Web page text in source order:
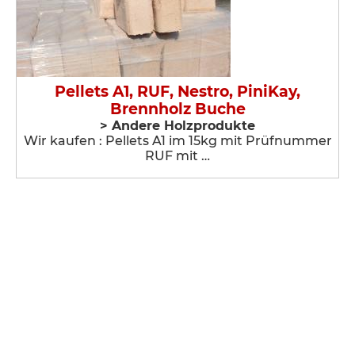
Pellets A1, RUF, Nestro, PiniKay,
Brennholz Buche
> Andere Holzprodukte
Wir kaufen : Pellets A1 im 15kg mit Prüfnummer
RUF mit …